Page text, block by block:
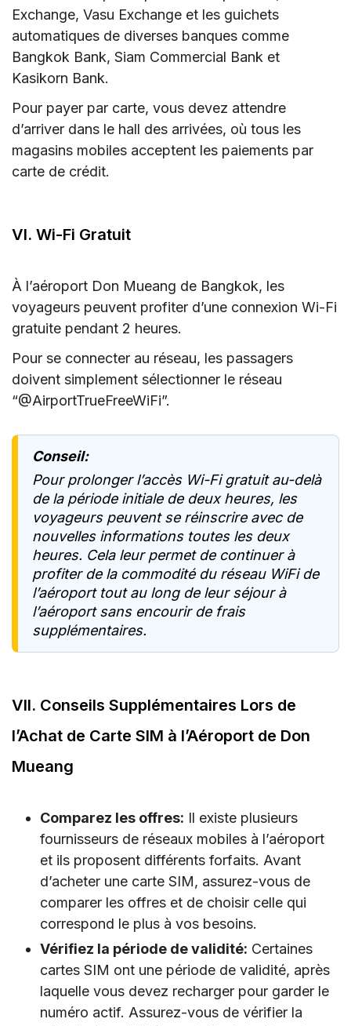
Exchange, Vasu Exchange et les guichets
automatiques de diverses banques comme
Bangkok Bank, Siam Commercial Bank et
Kasikorn Bank.
Pour payer par carte, vous devez attendre
d’arriver dans le hall des arrivées, où tous les
magasins mobiles acceptent les paiements par
carte de crédit.
VI. Wi-Fi Gratuit
À l’aéroport Don Mueang de Bangkok, les
voyageurs peuvent profiter d’une connexion Wi-Fi
gratuite pendant 2 heures.
Pour se connecter au réseau, les passagers
doivent simplement sélectionner le réseau
“@AirportTrueFreeWiFi”.
Conseil:
Pour prolonger l’accès Wi-Fi gratuit au-delà
de la période initiale de deux heures, les
voyageurs peuvent se réinscrire avec de
nouvelles informations toutes les deux
heures. Cela leur permet de continuer à
profiter de la commodité du réseau WiFi de
l’aéroport tout au long de leur séjour à
l’aéroport sans encourir de frais
supplémentaires.
VII. Conseils Supplémentaires Lors de
l’Achat de Carte SIM à l’Aéroport de Don
Mueang
Comparez les offres: Il existe plusieurs
fournisseurs de réseaux mobiles à l’aéroport
et ils proposent différents forfaits. Avant
d’acheter une carte SIM, assurez-vous de
comparer les offres et de choisir celle qui
correspond le plus à vos besoins.
Vérifiez la période de validité: Certaines
cartes SIM ont une période de validité, après
laquelle vous devez recharger pour garder le
numéro actif. Assurez-vous de vérifier la